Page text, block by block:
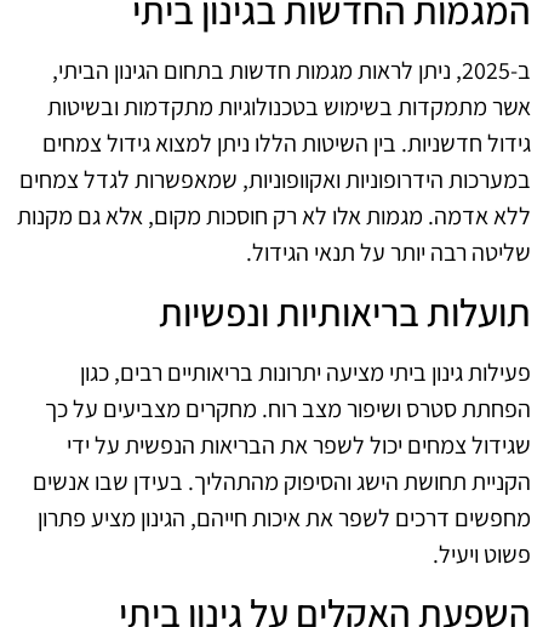
ב-2025, ניתן לראות מגמות חדשות בתחום הגינון הביתי,
אשר מתמקדות בשימוש בטכנולוגיות מתקדמות ובשיטות
גידול חדשניות. בין השיטות הללו ניתן למצוא גידול צמחים
במערכות הידרופוניות ואקוופוניות, שמאפשרות לגדל צמחים
ללא אדמה. מגמות אלו לא רק חוסכות מקום, אלא גם מקנות
שליטה רבה יותר על תנאי הגידול.
תועלות בריאותיות ונפשיות
פעילות גינון ביתי מציעה יתרונות בריאותיים רבים, כגון
הפחתת סטרס ושיפור מצב רוח. מחקרים מצביעים על כך
שגידול צמחים יכול לשפר את הבריאות הנפשית על ידי
הקניית תחושת הישג והסיפוק מהתהליך. בעידן שבו אנשים
מחפשים דרכים לשפר את איכות חייהם, הגינון מציע פתרון
פשוט ויעיל.
השפעת האקלים על גינון ביתי